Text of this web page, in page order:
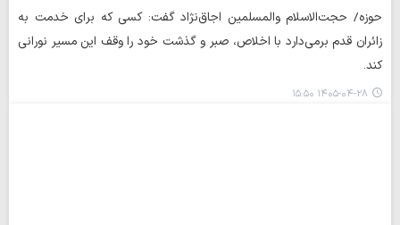
حوزه/ حجت‌الاسلام والمسلمین اجاق‌نژاد گفت: کسی که برای خدمت به
زائران قدم برمی‌دارد با اخلاص، صبر و گذشت خود را وقف این مسیر نورانی
کند.
۱۴۰۵-۰۴-۲۸ ۱۵:۵۰